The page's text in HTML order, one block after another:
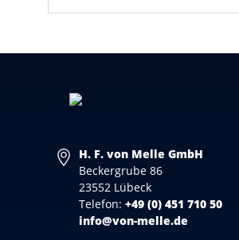
H. F. von Melle GmbH
Beckergrube 86
23552 Lübeck
Telefon: +49 (0) 451 710 50
info@von-melle.de